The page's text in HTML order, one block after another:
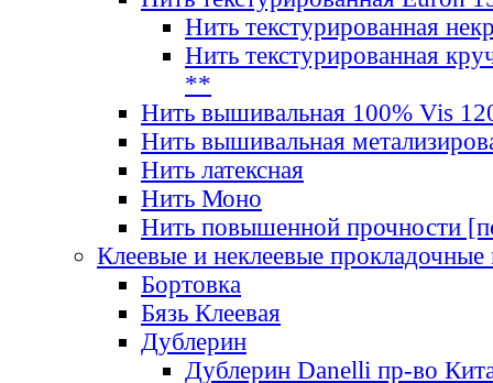
Нить текстурированная
Нить текстурированная
**
Нить вышивальная 100% Vis
Нить вышивальная
Нить латексная
Нить Моно
Нить повышенной прочности
Клеевые и неклеевые прокладочные
Бортовка
Бязь Клеевая
Дублерин
Дублерин Danelli пр-во